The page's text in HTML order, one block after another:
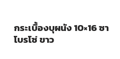
กระเบื้องบุผนัง 10×16 ซา
โบรโซ่ ขาว